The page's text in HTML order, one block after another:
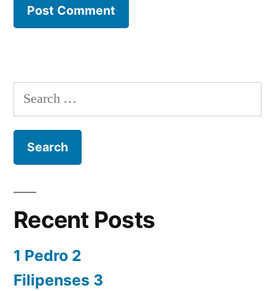
Search
for:
Recent Posts
1 Pedro 2
Filipenses 3